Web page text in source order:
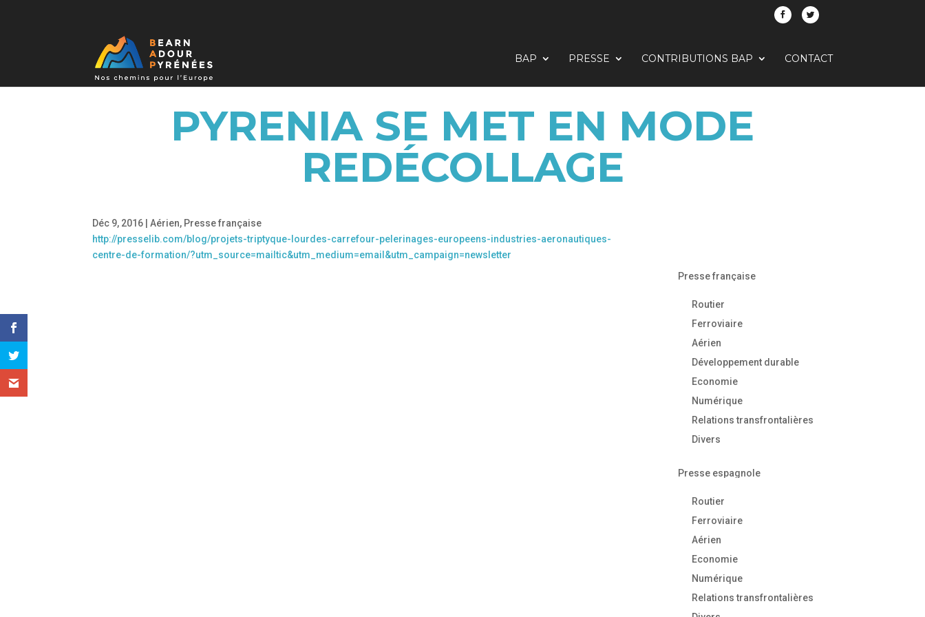
BAP PRESSE CONTRIBUTIONS BAP CONTACT
PYRENIA SE MET EN MODE
REDÉCOLLAGE
Déc 9, 2016 |Aérien, Presse française
http://presselib.com/blog/projets-triptyque-lourdes-carrefour-pelerinages-europeens-industries-aeronautiques-
centre-de-formation/?utm_source=mailtic&utm_medium=email&utm_campaign=newsletter
Presse française
Routier
Ferroviaire
Aérien
Développement durable
Economie
Numérique
Relations transfrontalières
Divers
Presse espagnole
Routier
Ferroviaire
Aérien
Economie
Numérique
Relations transfrontalières